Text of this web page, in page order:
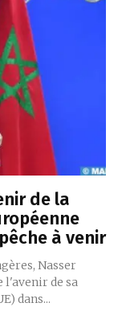
de la
à venir
Nasser
l'avenir de sa
dans...